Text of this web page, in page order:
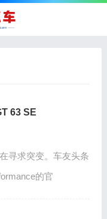
63 SE
寻求突变。车友头条
的官